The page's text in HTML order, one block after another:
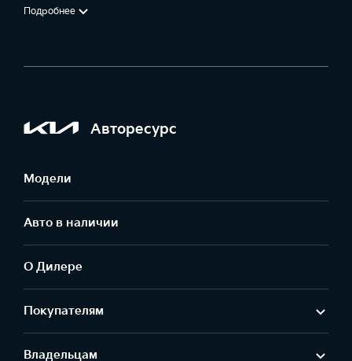
Подробнее
Авторесурс
Модели
Авто в наличии
О Дилере
Покупателям
Владельцам